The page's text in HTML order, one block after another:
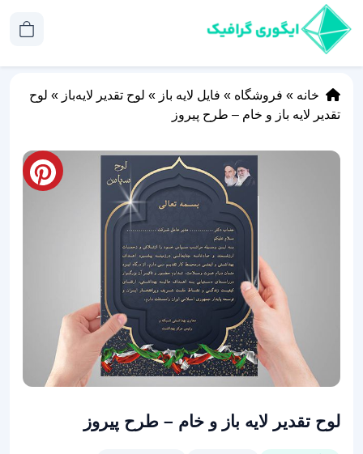
خانه » فروشگاه » فایل لایه باز » لوح تقدیر لایه‌باز » لوح
تقدیر لایه باز و خام – طرح پیروز
لوح تقدیر لایه باز و خام – طرح پیروز